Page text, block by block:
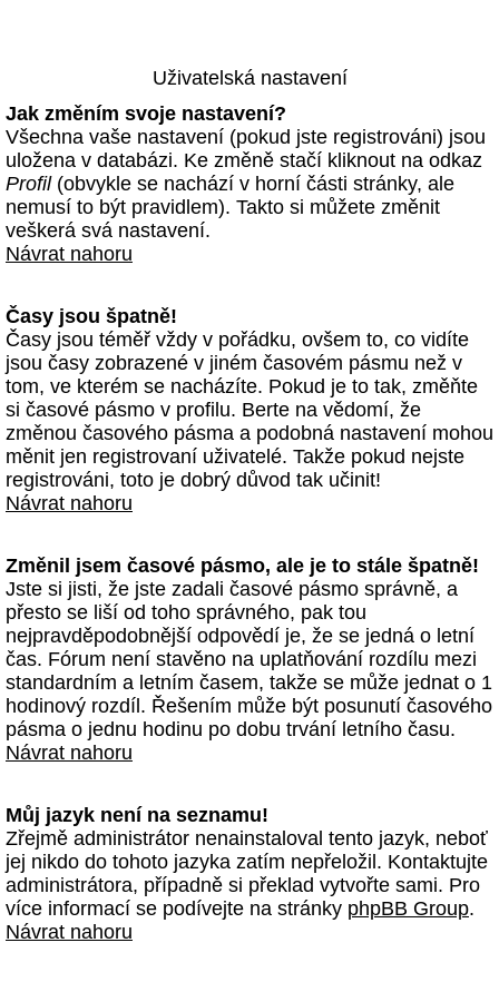
Uživatelská nastavení
Jak změním svoje nastavení?
Všechna vaše nastavení (pokud jste registrováni) jsou
uložena v databázi. Ke změně stačí kliknout na odkaz
Profil(obvykle se nachází v horní části stránky, ale
nemusí to být pravidlem). Takto si můžete změnit
veškerá svá nastavení.
Návrat nahoru
Časy jsou špatně!
Časy jsou téměř vždy v pořádku, ovšem to, co vidíte
jsou časy zobrazené v jiném časovém pásmu než v
tom, ve kterém se nacházíte. Pokud je to tak, změňte
si časové pásmo v profilu. Berte na vědomí, že
změnou časového pásma a podobná nastavení mohou
měnit jen registrovaní uživatelé. Takže pokud nejste
registrováni, toto je dobrý důvod tak učinit!
Návrat nahoru
Změnil jsem časové pásmo, ale je to stále špatně!
Jste si jisti, že jste zadali časové pásmo správně, a
přesto se liší od toho správného, pak tou
nejpravděpodobnější odpovědí je, že se jedná o letní
čas. Fórum není stavěno na uplatňování rozdílu mezi
standardním a letním časem, takže se může jednat o 1
hodinový rozdíl. Řešením může být posunutí časového
pásma o jednu hodinu po dobu trvání letního času.
Návrat nahoru
Můj jazyk není na seznamu!
Zřejmě administrátor nenainstaloval tento jazyk, neboť
jej nikdo do tohoto jazyka zatím nepřeložil. Kontaktujte
administrátora, případně si překlad vytvořte sami. Pro
více informací se podívejte na stránky phpBB Group.
Návrat nahoru